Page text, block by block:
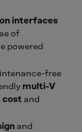
interfaces
of
powered
free
multi-V
cost and
and